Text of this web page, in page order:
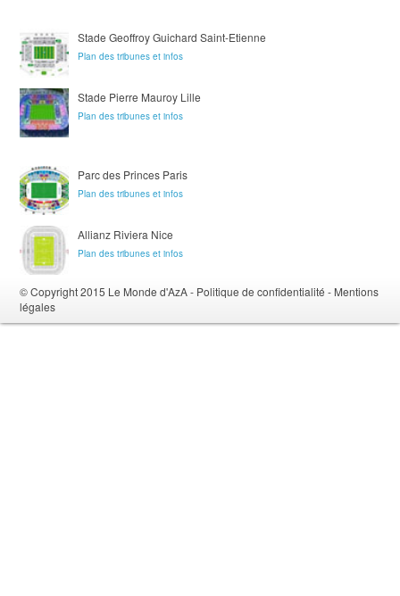
Stade Geoffroy Guichard Saint-Etienne
Plan des tribunes et infos
Stade Pierre Mauroy Lille
Plan des tribunes et infos
Parc des Princes Paris
Plan des tribunes et infos
Allianz Riviera Nice
Plan des tribunes et infos
© Copyright 2015 Le Monde d'AzA- Politique de confidentialité - Mentions
légales